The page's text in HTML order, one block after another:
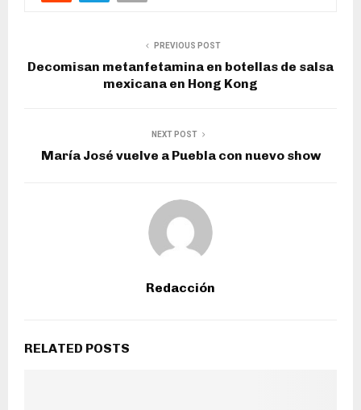
PREVIOUS POST
Decomisan metanfetamina en botellas de salsa
mexicana en Hong Kong
NEXT POST
María José vuelve a Puebla con nuevo show
Redacción
RELATED POSTS